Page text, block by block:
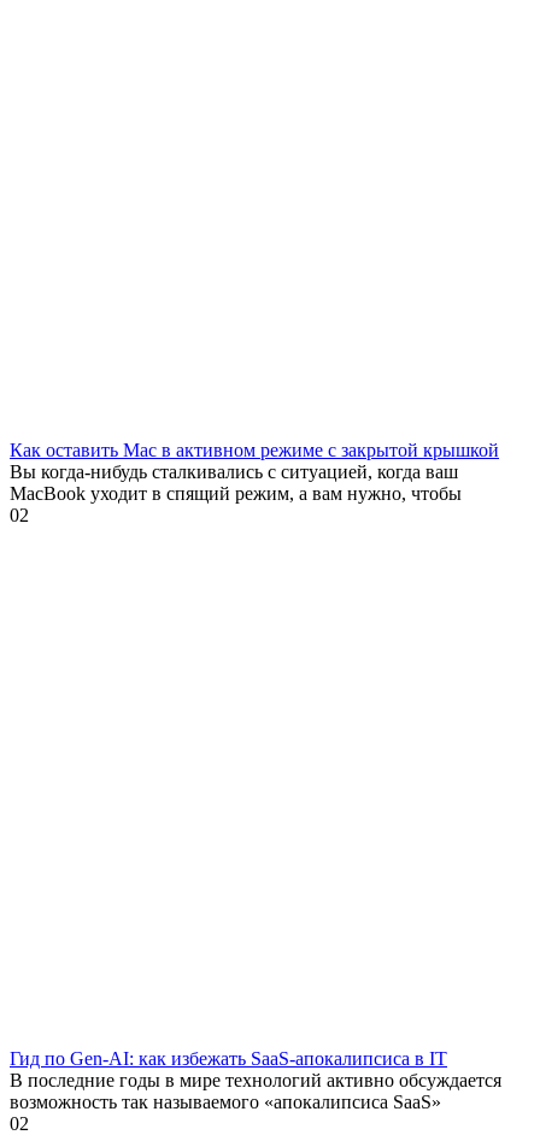
Как оставить Mac в активном режиме с закрытой крышкой
Вы когда-нибудь сталкивались с ситуацией, когда ваш
MacBook уходит в спящий режим, а вам нужно, чтобы
02
Гид по Gen-AI: как избежать SaaS-апокалипсиса в IT
В последние годы в мире технологий активно обсуждается
возможность так называемого «апокалипсиса SaaS»
02